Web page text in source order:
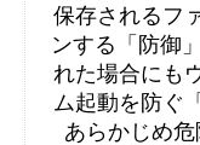
保存されるフ
ンする「防御
れた場合にも
ム起動を防ぐ
あらかじめ